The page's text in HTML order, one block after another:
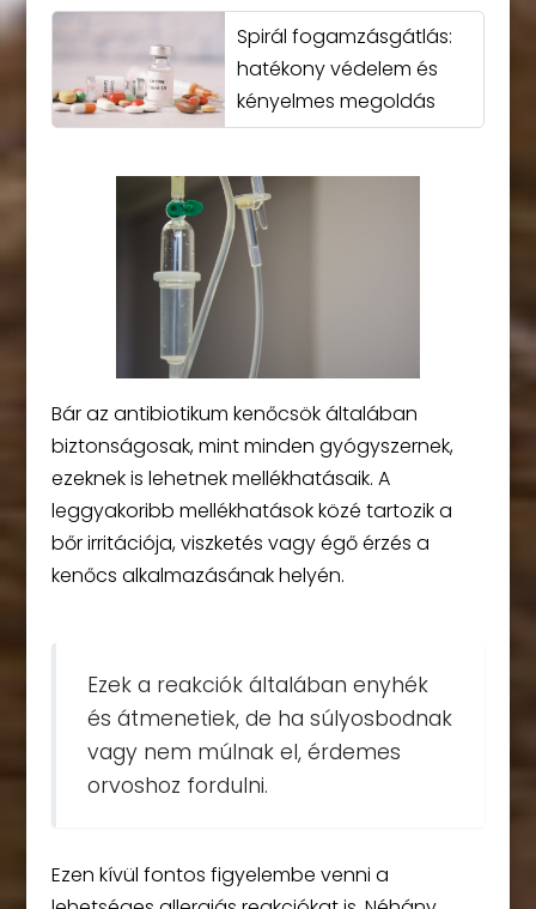
Spirál fogamzásgátlás:
hatékony védelem és
kényelmes megoldás
Bár az antibiotikum kenőcsök általában
biztonságosak, mint minden gyógyszernek,
ezeknek is lehetnek mellékhatásaik. A
leggyakoribb mellékhatások közé tartozik a
bőr irritációja, viszketés vagy égő érzés a
kenőcs alkalmazásának helyén.
Ezek a reakciók általában enyhék
és átmenetiek, de ha súlyosbodnak
vagy nem múlnak el, érdemes
orvoshoz fordulni.
Ezen kívül fontos figyelembe venni a